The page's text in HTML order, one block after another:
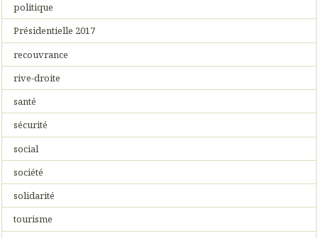
politique
Présidentielle 2017
recouvrance
rive-droite
santé
sécurité
social
société
solidarité
tourisme